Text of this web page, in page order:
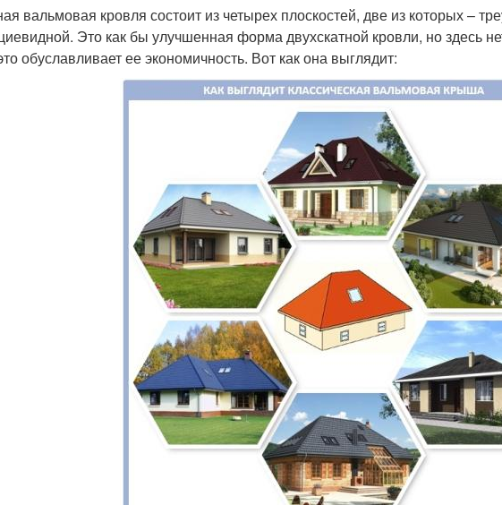
вальмовая кровля состоит из четырех плоскостей, две из которых –
Это как бы улучшенная форма двухскатной кровли, но здесь
обуславливает ее экономичность. Вот как она выглядит: